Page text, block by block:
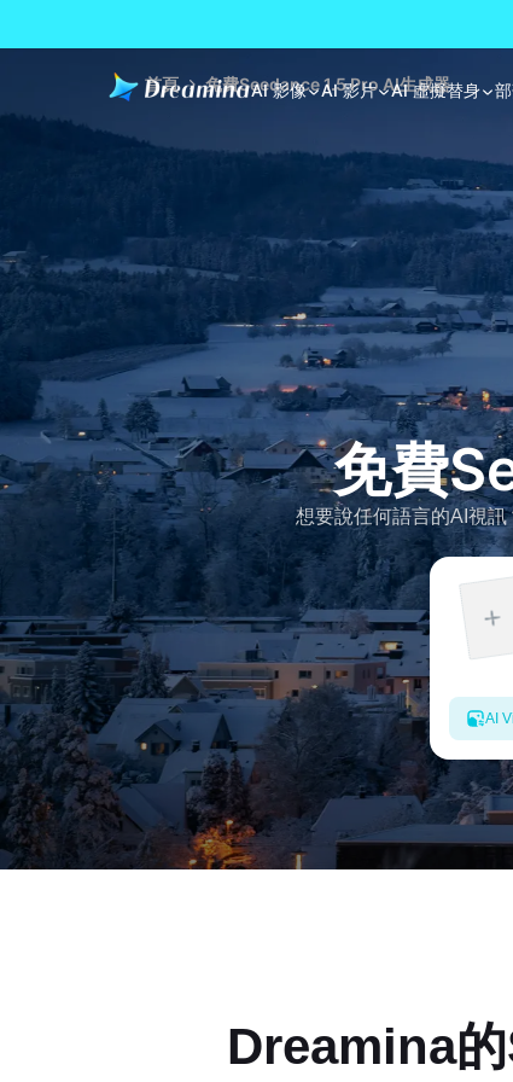
AI 影像 AI 影片 AI 虛擬替身
首頁 免費Seedance 1.5 Pro AI生成器
免費
想要說任何語言的AI視
AI
Dreamina的